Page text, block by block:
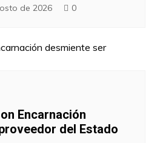
de 2026 0
Encarnación
del Estado